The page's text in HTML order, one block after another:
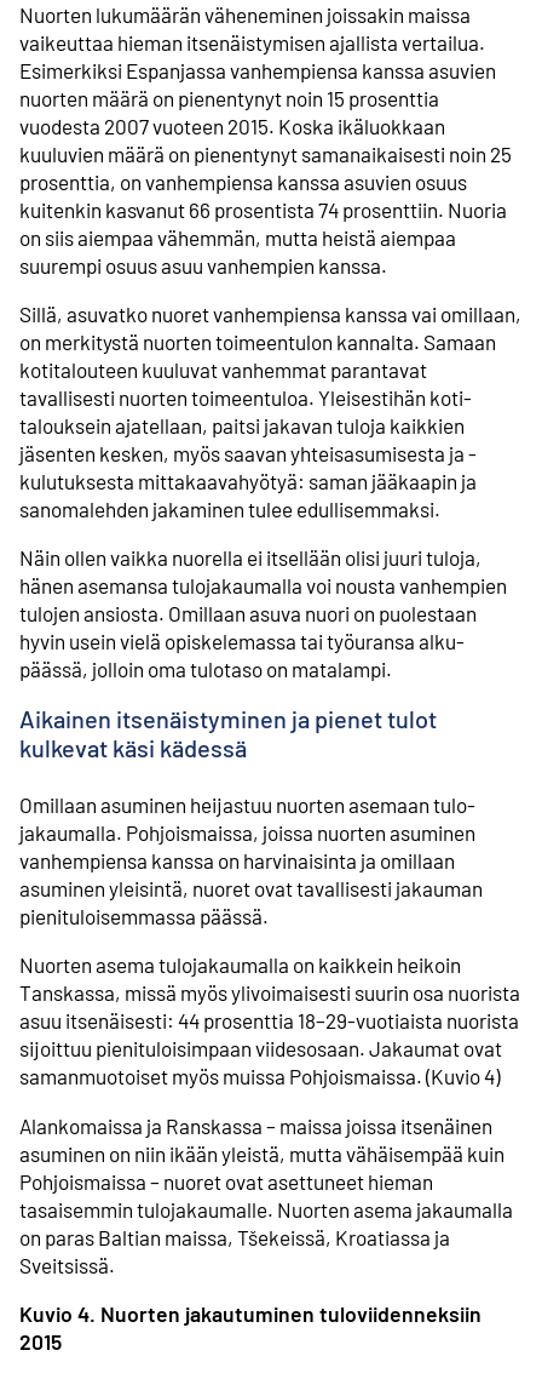
Nuorten lukumäärän väheneminen joissakin maissa
vaikeuttaa hieman itsenäistymisen ajallista vertailua.
Esimerkiksi Espanjassa vanhempiensa kanssa asuvien
nuorten määrä on pienentynyt noin 15 prosenttia
vuodesta 2007 vuoteen 2015. Koska ikä­luokkaan
kuuluvien määrä on pienentynyt saman­aikaisesti noin 25
prosenttia, on vanhempiensa kanssa asuvien osuus
kuitenkin kasvanut 66 prosentista 74 prosenttiin. Nuoria
on siis aiempaa vähemmän, mutta heistä aiempaa
suurempi osuus asuu vanhempien kanssa.
Sillä, asuvatko nuoret vanhempiensa kanssa vai omillaan,
on merkitystä nuorten toimeen­tulon kannalta. Samaan
koti­talouteen kuuluvat vanhemmat parantavat
tavallisesti nuorten toimeen­tuloa. Yleisestihän koti­
talouksein ajatellaan, paitsi jakavan tuloja kaikkien
jäsenten kesken, myös saavan yhteis­asumisesta ja -
kulutuksesta mittakaava­hyötyä: saman jääkaapin ja
sanoma­lehden jakaminen tulee edullisemmaksi.
Näin ollen vaikka nuorella ei itsellään olisi juuri tuloja,
hänen asemansa tulo­jakaumalla voi nousta vanhempien
tulojen ansiosta. Omillaan asuva nuori on puolestaan
hyvin usein vielä opiskelemassa tai työ­uransa alku­
päässä, jolloin oma tulo­taso on matalampi.
Aikainen itsenäistyminen ja pienet tulot
kulkevat käsi kädessä
Omillaan asuminen heijastuu nuorten asemaan tulo­
jakaumalla. Pohjois­maissa, joissa nuorten asuminen
vanhempiensa kanssa on harvinaisinta ja omillaan
asuminen yleisintä, nuoret ovat tavallisesti ­jakauman
pieni­tuloisemmassa päässä.
Nuorten asema tulo­jakaumalla on kaikkein heikoin
Tanskassa, missä myös yli­voimaisesti suurin osa nuorista
asuu itsenäisesti: 44 prosenttia 18–29-vuotiaista nuorista
sijoittuu pieni­tuloisimpaan viidesosaan. Jakaumat ovat
saman­muotoiset myös muissa Pohjois­maissa. (Kuvio 4)
Alankomaissa ja Ranskassa – maissa joissa itsenäinen
asuminen on niin ikään yleistä, mutta vähäisempää kuin
Pohjois­maissa – nuoret ovat asettuneet hieman
tasaisemmin tulo­jakaumalle. Nuorten asema jakaumalla
on paras Baltian maissa, Tšekeissä, Kroatiassa ja
Sveitsissä.
Kuvio 4. Nuorten jakautuminen tulo­viidenneksiin
2015